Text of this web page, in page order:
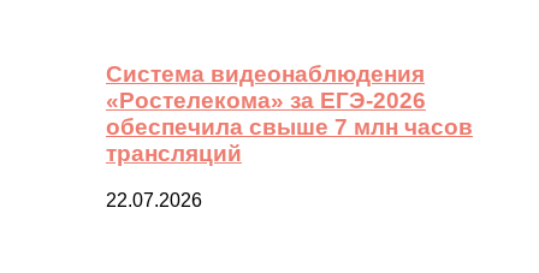
Система видеонаблюдения
«Ростелекома» за ЕГЭ-2026
обеспечила свыше 7 млн часов
трансляций
22.07.2026